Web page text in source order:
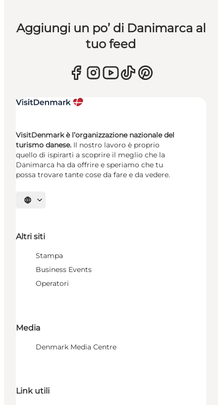
Aggiungi un po’ di Danimarca al
tuo feed
VisitDenmark è l’organizzazione nazionale del
turismo danese. Il nostro lavoro è proprio
quello di ispirarti a scoprire il meglio che la
Danimarca ha da offrire e speriamo che tu
possa trovare tante cose da fare e da vedere.
Seleziona la lingua
Altri siti
Stampa
Business Events
Operatori
Media
Denmark Media Centre
Link utili